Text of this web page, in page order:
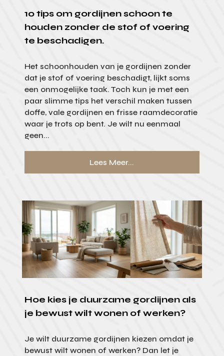
10 tips om gordijnen schoon te
houden zonder de stof of voering
te beschadigen.
Het schoonhouden van je gordijnen zonder
dat je stof of voering beschadigt, lijkt soms
een onmogelijke taak. Toch kun je met een
paar slimme tips het verschil maken tussen
doffe, vale gordijnen en frisse raamdecoratie
waar je trots op bent. Je wilt nu eenmaal
geen...
Lees Meer...
Hoe kies je duurzame gordijnen als
je bewust wilt wonen of werken?
Je wilt duurzame gordijnen kiezen omdat je
bewust wilt wonen of werken? Dan let je